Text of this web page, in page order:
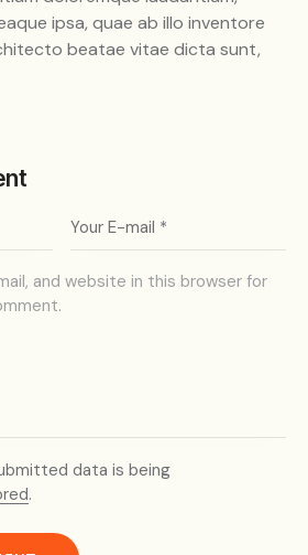
ipsa, quae ab illo inventore
beatae vitae dicta sunt,
and website in this browser for
data is being
.